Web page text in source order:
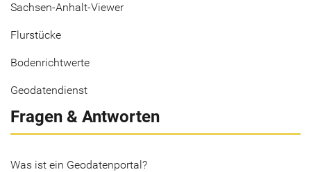
Sachsen-Anhalt-Viewer
Flurstücke
Bodenrichtwerte
Geodatendienst
Fragen & Antworten
Was ist ein Geodatenportal?